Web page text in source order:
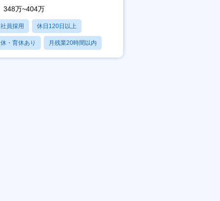
348万~404万
員採用 休日120日以上
・育休あり 月残業20時間以内
あり